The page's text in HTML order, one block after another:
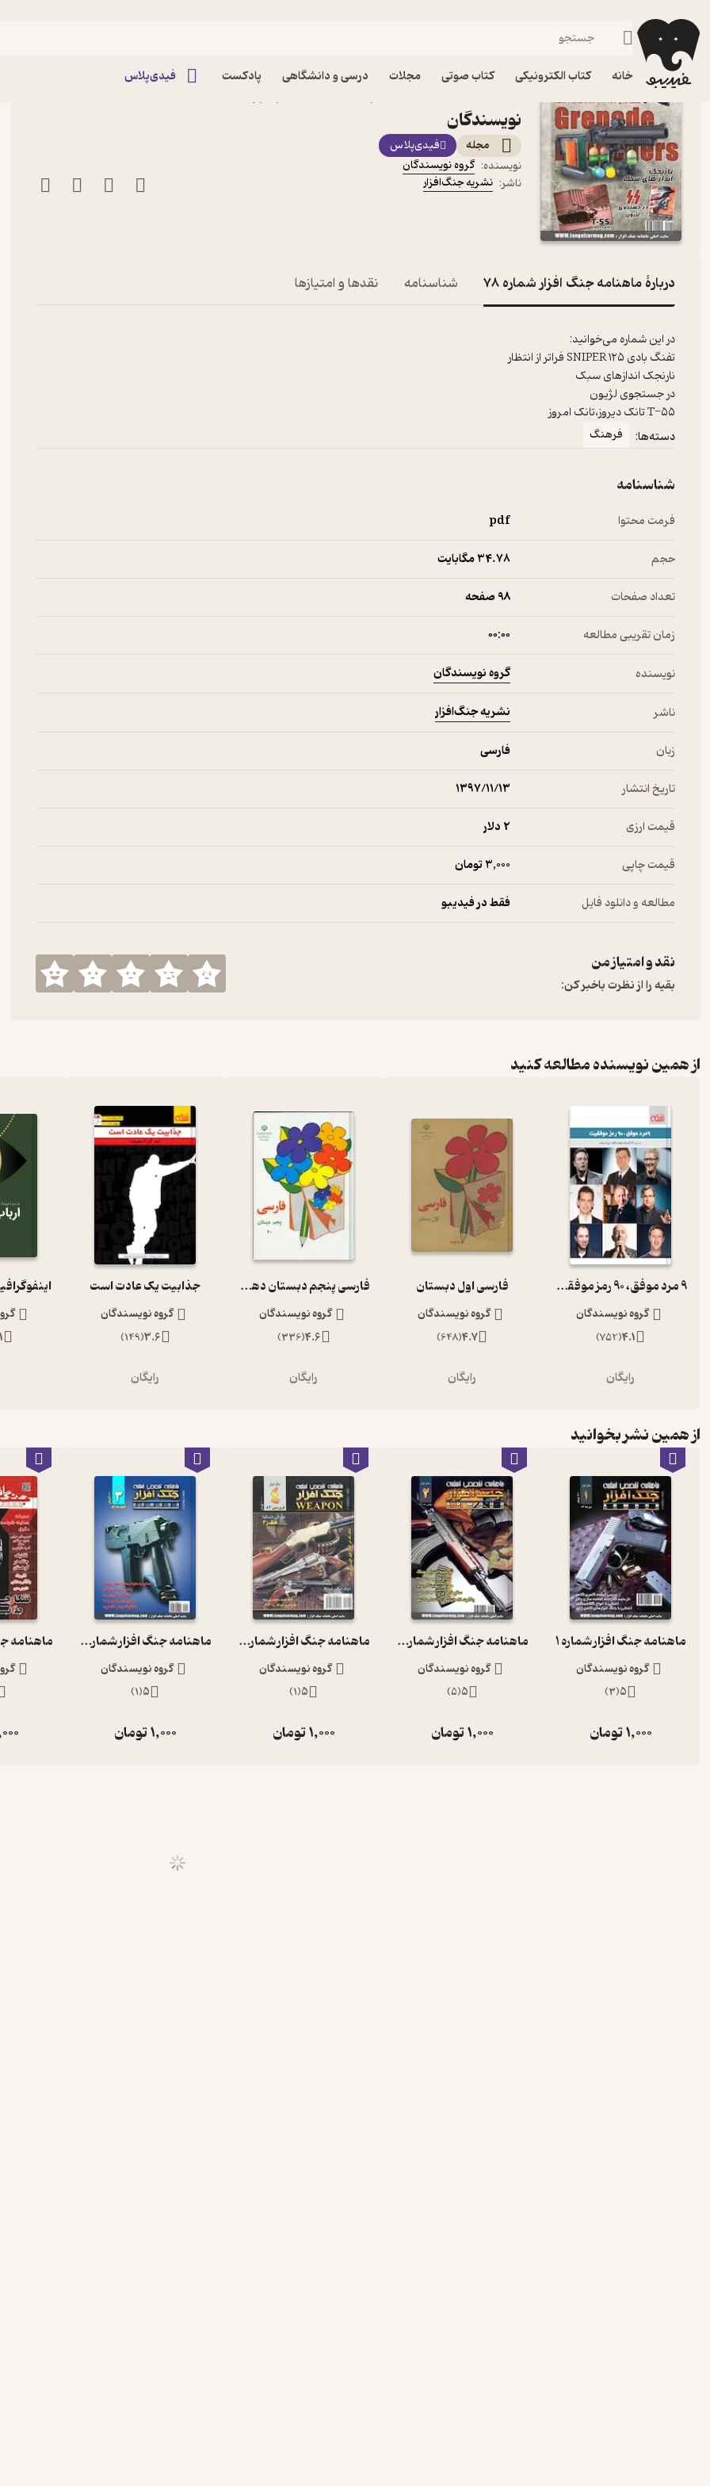
خانه کتاب الکترونیکی کتاب صوتی مجلات درسی و دانشگاهی پادکست فیدی‌پلاس
فیدیبو مجله و نشریه
نویسندگان
مجله
فیدی‌پلاس
نویسنده: گروه نویسندگان
ناشر: نشریه جنگ‌افزار
دربارۀ ماهنامه جنگ افزار شماره 78 شناسنامه نقدها و امتیازها
T-۵۵ تانک دیروز،تانک امروز
دسته‌ها: فرهنگ
شناسنامه
فرمت محتوا pdf
حجم 34.۷۸ مگابایت
تعداد صفحات 98 صفحه
زمان تقریبی مطالعه ۰۰:۰۰
نویسنده گروه نویسندگان
ناشر نشریه جنگ‌افزار
زبان فارسی
تاریخ انتشار ۱۳۹۷/۱۱/۱۳
قیمت ارزی 2 دلار
قیمت چاپی 3,000 تومان
مطالعه و دانلود فایل فقط در فیدیبو
نقد و امتیاز من
بقیه را از نظرت باخبر کن:
از همین نویسنده مطالعه کنید
9 مرد موفق، 90 رمز موفقیت
گروه نویسندگان
4.1
(
752
)
رایگان
فارسی اول دبستان
گروه نویسندگان
4.7
(
648
)
رایگان
فارسی پنجم دبستان دهه 60
گروه نویسندگان
4.6
(
336
)
رایگان
جذابیت یک عادت است
گروه نویسندگان
3.6
(
149
)
رایگان
از همین نشر بخوانید
ماهنامه جنگ افزار شماره 1
گروه نویسندگان
5
(
3
)
1,000تومان
ماهنامه جنگ افزار شماره 2
گروه نویسندگان
5
(
5
)
1,000تومان
ماهنامه جنگ افزار شماره 4
گروه نویسندگان
5
(
1
)
1,000تومان
ماهنامه جنگ افزار شماره 3
گروه نویسندگان
5
(
1
)
1,000تومان